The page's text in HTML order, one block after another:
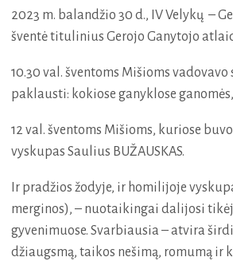
2023 m. balandžio 30 d., IV Velykų –
šventė titulinius Gerojo Ganytojo
10.30 val. šventoms Mišioms
paklausti: kokiose ganyklose
12 val. šventoms Mišioms, kuriose
vyskupas Saulius BUŽAUSKAS.
Ir pradžios žodyje, ir homilijoje
merginos), – nuotaikingai dalijosi
gyvenimuose. Svarbiausia – atvira
džiaugsmą, taikos nešimą, romumą ir